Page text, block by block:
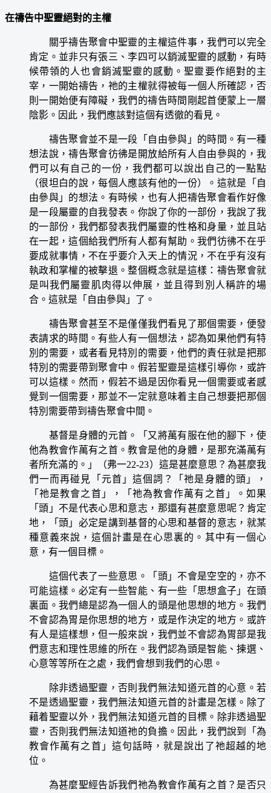
在禱告中聖靈絕對的主權
關乎禱告聚會中聖靈的主權這件事，我們可以完全
肯定。並非只有張三、李四可以銷滅聖靈的感動，有時
候帶領的人也會銷滅聖靈的感動。聖靈要作絕對的主
宰，一開始禱告，祂的主權就得被每一個人所確認，否
則一開始便有障礙，我們的禱告時間剛起首便蒙上一層
陰影。因此，我們應該對這個有透徹的看見。
禱告聚會並不是一段「自由參與」的時間。有一種
想法說，禱告聚會彷彿是開放給所有人自由參與的，我
們可以有自己的一份，我們都可以說出自己的一點點
（很坦白的說，每個人應該有他的一份）。這就是「自
由參與」的想法。有時候，也有人把禱告聚會看作好像
是一段屬靈的自我發表。你說了你的一部份，我說了我
的一部份，我們都發表我們屬靈的性格和身量，並且站
在一起，這個給我們所有人都有幫助。我們彷彿不在乎
要成就事情，不在乎要介入天上的情況，不在乎有沒有
執政和掌權的被擊退。整個概念就是這樣：禱告聚會就
是叫我們屬靈肌肉得以伸展，並且得到別人稱許的場
合。這就是「自由參與」了。
禱告聚會甚至不是僅僅我們看見了那個需要，便發
表請求的時間。有些人有一個想法，認為如果他們有特
別的需要，或者看見特別的需要，他們的責任就是把那
特別的需要帶到聚會中。假若聖靈是這樣引導你，或許
可以這樣。然而，假若不過是因你看見一個需要或者感
覺到一個需要，那並不一定就意味着主自己想要把那個
特別需要帶到禱告聚會中間。
基督是身體的元首。「又將萬有服在他的腳下，使
他為教會作萬有之首。教會是他的身體，是那充滿萬有
者所充滿的。」（弗一22-23）這是甚麼意思？為甚麼我
們一而再碰見「元首」這個詞？「祂是身體的頭」，
「祂是教會之首」，「祂為教會作萬有之首」。如果
「頭」不是代表心思和意志，那還有甚麼意思呢？肯定
地，「頭」必定是講到基督的心思和基督的意志，就某
種意義來說，這個計畫是在心思裏的。其中有一個心
意，有一個目標。
這個代表了一些意思。「頭」不會是空空的，亦不
可能這樣。必定有一些智能、有一些「思想盒子」在頭
裏面。我們總是認為一個人的頭是他思想的地方。我們
不會認為胃是你思想的地方，或是作決定的地方。或許
有人是這樣想，但一般來說，我們並不會認為胃部是我
們意志和理性思維的所在。我們認為頭是智能、揀選、
心意等等所在之處，我們會想到我們的心思。
除非透過聖靈，否則我們無法知道元首的心意。若
不是透過聖靈，我們無法知道元首的計畫是怎樣。除了
藉着聖靈以外，我們無法知道元首的目標。除非透過聖
靈，否則我們無法知道祂的負擔。因此，我們說到「為
教會作萬有之首」這句話時，就是說出了祂超越的地
位。
為甚麼聖經告訴我們祂為教會作萬有之首？是否只